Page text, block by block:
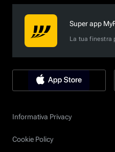
Super app
La tua finestra
Informativa Privacy
Cookie Policy